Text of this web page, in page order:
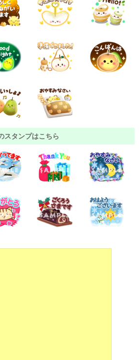
スタンプはこちら